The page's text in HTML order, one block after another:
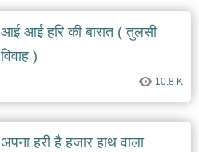
आई आई हरि की बारात ( तुलसी
विवाह )
10.8 K
अपना हरी है हजार हाथ वाला